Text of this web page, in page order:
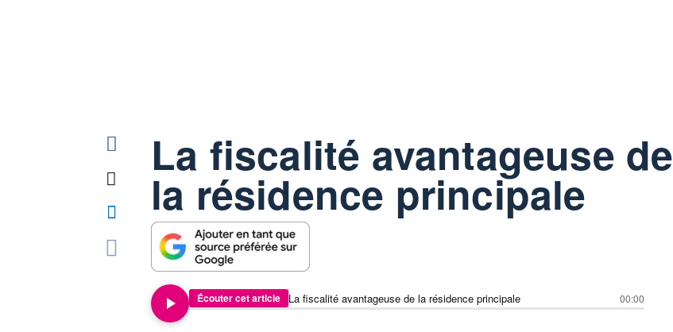
La fiscalité avantageuse de
la résidence principale
Écouter cet article La fiscalité avantageuse de la résidence principale 00:00